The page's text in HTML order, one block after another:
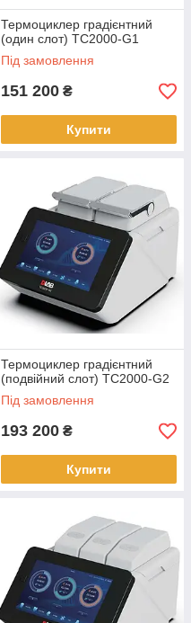
Термоциклер градієнтний
(один слот) TC2000-G1
Під замовлення
151 200 ₴
Купити
Термоциклер градієнтний
(подвійний слот) TC2000-G2
Під замовлення
193 200 ₴
Купити